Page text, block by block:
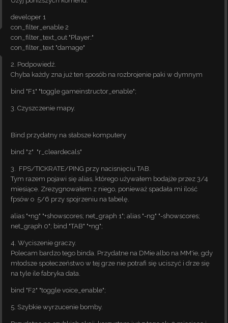
developer 1
con_filter_enable 2
con_filter_text_out "Player:"
con_filter_text "damage"
2. Podpowiedź.
Chyba każdy zna już ten sposób na rozbrojenie paki w dymnym
bind "F1" "toggle gameinstructor_enable";
3. Czyszczenie mapy.
Bind przydatny na słabsze komputery
bind "z" "r_cleardecals"
3. FPS/TICKRATE/PING przy nacisnięciu TAB.
Tym razem pojawi się alias, którego używałem bodajże przez 3/4
miesiące. Zrezygnowałem z niego, ponieważ spadała mi ilość
fpsów o 5/6 przy spojrzeniu na tabelę.
alias "+ng" "+showscores; net_graph 1"; alias "-ng" "-showscores;
net_graph 0"; bind "TAB" "+ng";
4. Wyciszenie graczy.
Polecam bardzo tego binda. Przydatne na DMie albo na MM'ie, gdy
młodsze społeczeństwo w tej grze nie potrafi się uciszyć i drze się
na tyle ile fabryka dała.
bind "F2" "toggle voice_enable";
5. Szybkie wyrzucenie bomby.